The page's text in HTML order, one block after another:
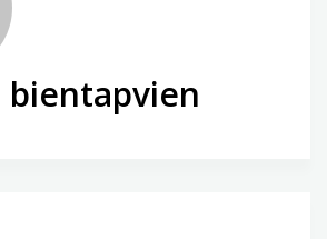
bientapvien